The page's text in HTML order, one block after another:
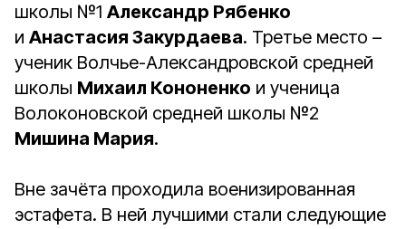
школы №1 Александр Рябенко
и Анастасия Закурдаева. Третье место –
ученик Волчье-Александровской средней
школы Михаил Кононенко и ученица
Волоконовской средней школы №2
Мишина Мария.
Вне зачёта проходила военизированная
эстафета. В ней лучшими стали следующие